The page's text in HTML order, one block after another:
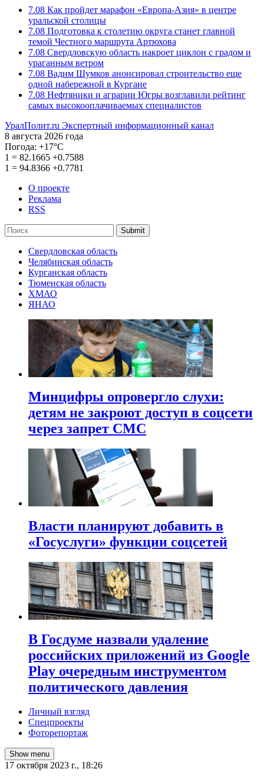
7.08 Как пройдет марафон «Европа-Азия» в центре
уральской столицы
7.08 Подготовка к столетию округа станет главной
темой Честного маршрута Артюхова
7.08 Свердловскую область накроет циклон с градом и
ураганным ветром
7.08 Вадим Шумков анонсировал строительство еще
одной набережной в Кургане
7.08 Нефтяники и аграрии Югры возглавили рейтинг
самых высокооплачиваемых специалистов
УралПолит.ru Экспертный информационный канал
8 августа 2026 года
Погода: +17°С
1 = 82.1665 +0.7588
1 = 94.8366 +0.7781
О проекте
Реклама
RSS
Submit
Свердловская область
Челябинская область
Курганская область
Тюменская область
ХМАО
ЯНАО
Минцифры опровергло слухи:
детям не закроют доступ в соцсети
через запрет СМС
Власти планируют добавить в
«Госуслуги» функции соцсетей
В Госдуме назвали удаление
российских приложений из Google
Play очередным инструментом
политического давления
Личный взгляд
Спецпроекты
Фоторепортаж
Show menu
17 октября 2023 г., 18:26